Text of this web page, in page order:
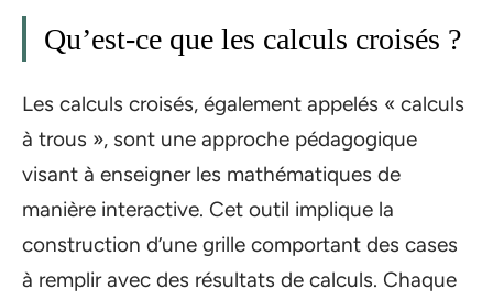
Qu’est-ce que les calculs croisés ?
Les calculs croisés, également appelés « calculs
à trous », sont une approche pédagogique
visant à enseigner les mathématiques de
manière interactive. Cet outil implique la
construction d’une grille comportant des cases
à remplir avec des résultats de calculs. Chaque